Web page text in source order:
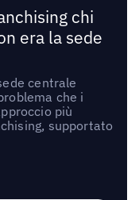
chi
era la sede
centrale
che i
più
supportato